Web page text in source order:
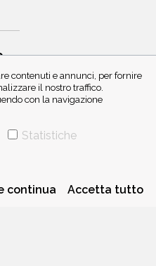
contenuti e annunci, per fornire
il nostro traffico.
con la navigazione
Statistiche
continua Accetta tutto